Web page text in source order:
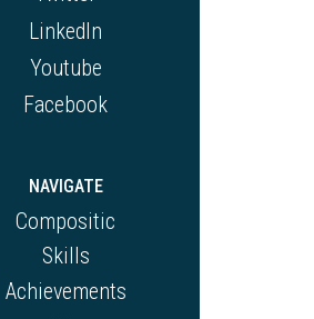
LinkedIn
Youtube
Facebook
NAVIGATE
Compositic
Skills
Achievements